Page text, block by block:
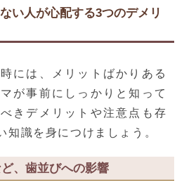
い人が心配する3つのデメリ
には、メリットばかりある
が事前にしっかりと知って
きデメリットや注意点も存
知識を身につけましょう。
、歯並びへの影響